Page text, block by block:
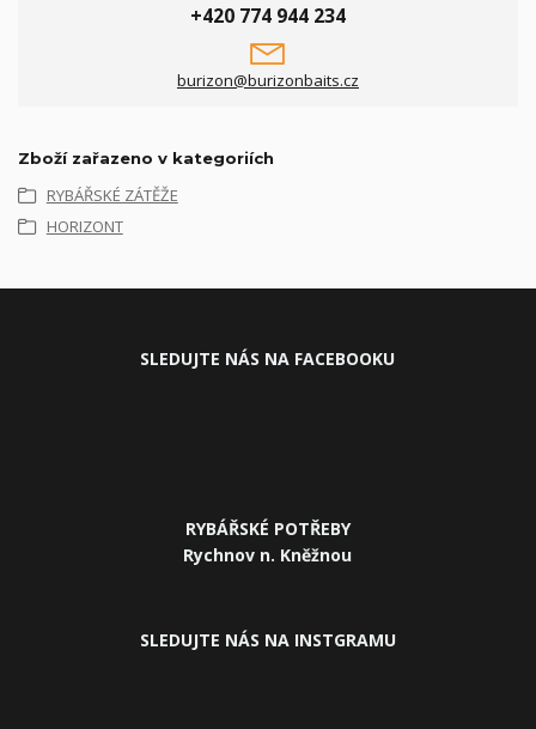
+420 774 944 234
burizon@burizonbaits.cz
Zboží zařazeno v kategoriích
RYBÁŘSKÉ ZÁTĚŽE
HORIZONT
SLEDUJTE NÁS NA FACEBOOKU
RYBÁŘSKÉ POTŘEBY
Rychnov n. Kněžnou
SLEDUJTE NÁS NA INSTGRAMU